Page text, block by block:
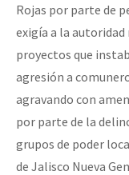
Rojas por parte de
exigía a la
proyectos que
agresión a
agravando con
por parte de la
grupos de poder
de Jalisco Nueva